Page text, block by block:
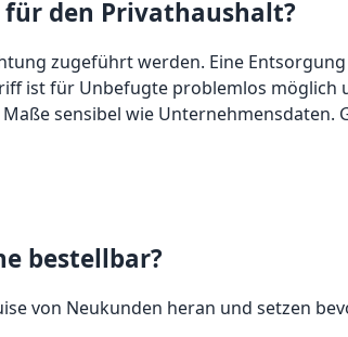
den Privathaushalt?
zugeführt werden. Eine
ist für Unbefugte problemlos
sensibel wie
bestellbar?
von Neukunden heran und setzen